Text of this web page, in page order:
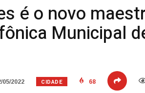
é o novo
Municipal
05/2022 CIDADE 68